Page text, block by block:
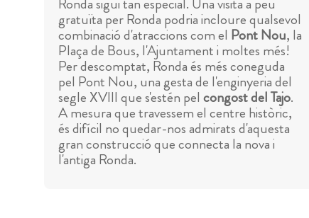
gratuïta per Ronda podria incloure qualsevol
combinació d'atraccions com el Pont Nou, la
Plaça de Bous, l'Ajuntament i moltes més!
Per descomptat, Ronda és més coneguda
pel Pont Nou, una gesta de l'enginyeria del
segle XVIII que s'estén pel congost del Tajo.
A mesura que travessem el centre històric,
és difícil no quedar-nos admirats d'aquesta
gran construcció que connecta la nova i
l'antiga Ronda.